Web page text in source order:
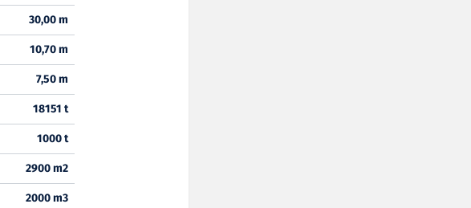
30,00 m
10,70 m
7,50 m
18151 t
1000 t
2900 m2
2000 m3